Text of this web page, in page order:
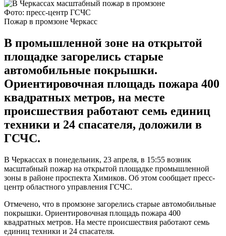
Фото: пресс-центр ГСЧС
Пожар в промзоне Черкасс
В промышленной зоне на открытой
площадке загорелись старые
автомобильные покрышки.
Ориентировочная площадь пожара 400
квадратных метров, на месте
происшествия работают семь единиц
техники и 24 спасателя, доложили в
ГСЧС.
В Черкассах в понедельник, 23 апреля, в 15:55 возник
масштабный пожар на открытой площадке промышленной
зоны в районе проспекта Химиков. Об этом сообщает пресс-
центр областного управления ГСЧС.
Отмечено, что в промзоне загорелись старые автомобильные
покрышки. Ориентировочная площадь пожара 400
квадратных метров. На месте происшествия работают семь
единиц техники и 24 спасателя.